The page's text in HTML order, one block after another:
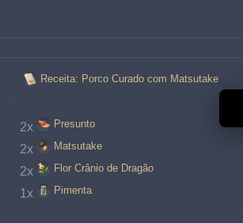
Receita: Porco Curado com Matsutake
2x Presunto
2x Matsutake
2x Flor Crânio de Dragão
1x Pimenta